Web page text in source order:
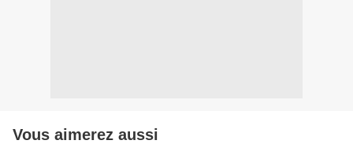
Vous aimerez aussi